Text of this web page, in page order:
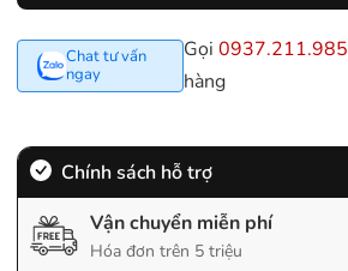
Chat tư vấn
ngay
Gọi 0937.211.985
hàng
Chính sách hỗ trợ
Vận chuyển miễn phí
Hóa đơn trên 5 triệu